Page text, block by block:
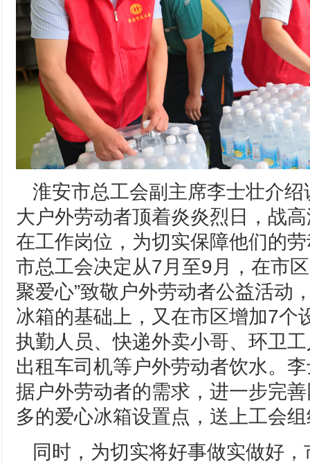
淮安市总工会副主席李士壮介
大户外劳动者顶着炎炎烈日，战
在工作岗位，为切实保障他们的
市总工会决定从7月至9月，在市
聚爱心”致敬户外劳动者公益活动
冰箱的基础上，又在市区增加7个
执勤人员、快递外卖小哥、环卫
出租车司机等户外劳动者饮水。
据户外劳动者的需求，进一步完
多的爱心冰箱设置点，送上工会
同时，为切实将好事做实做好